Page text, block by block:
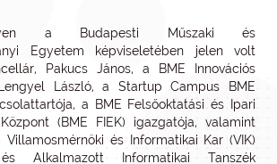
a Budapesti Műszaki és
Egyetem képviseletében jelen volt
Pakucs János, a BME Innovációs
László, a Startup Campus BME
a BME Felsőoktatási és Ipari
(BME FIEK) igazgatója, valamint
Villamosmérnöki és Informatikai Kar (VIK)
Alkalmazott Informatikai Tanszék